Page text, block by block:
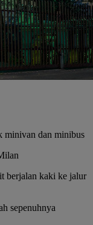
minivan dan minibus
berjalan kaki ke jalur
sepenuhnya